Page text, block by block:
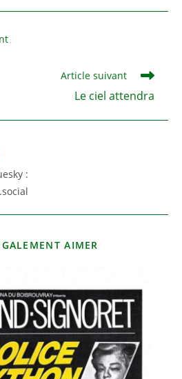
autre
Article suivant
Le ciel attendra
:
AIMER